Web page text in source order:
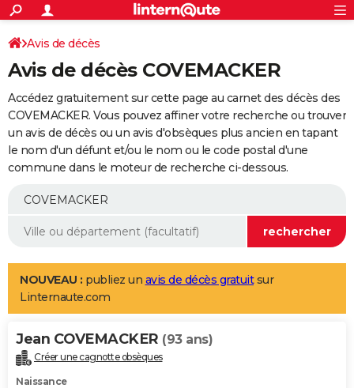
ACTUALITÉS
Politique
Société
Faits Divers
Education
Monde
Villes
+
SPORT
Coupe du monde 2026
Football
Tennis
Cyclisme
Rugby
Forum
Programme TV
TNT
Streaming
Cinéma
Sorties cinéma
Musique
+
FINANCE
Impôts
Immobilier
Risques naturels par ville
Banque
Assurance
Crédit
AUTO
Essais
Réserver un essai
Citadines
Berlines
SUV
Forum auto
+
Mobiles
Meilleur smartphone
Internet
Ordinateurs
Jeux vidéo
Guide high-tech
Aménagement intérieur
LIFESTYLE
Art de vivre
Bien-être
Loisirs
Mode
Modes de vie
Alimentation
Guide de la santé
Maladies
Médicaments
Sommeil
VOYAGE
Destinations
City break
Voyage nature
Voyage de noces
Forum
Climat
+PHOTO
Avis de décès
Avis de décès COVEMACKER
Accédez gratuitement sur cette page au carnet des décès des
COVEMACKER. Vous pouvez affiner votre recherche ou trouver
un avis de décès ou un avis d'obsèques plus ancien en tapant
le nom d'un défunt et/ou le nom ou le code postal d'une
commune dans le moteur de recherche ci-dessous.
NOUVEAU : publiez un avis de décès gratuitsur
Linternaute.com
Jean COVEMACKER (93 ans)
Créer une cagnotte obsèques
Naissance